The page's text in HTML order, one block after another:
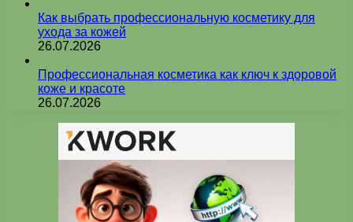
Как выбрать профессиональную косметику для
ухода за кожей
26.07.2026
Профессиональная косметика как ключ к здоровой
коже и красоте
26.07.2026